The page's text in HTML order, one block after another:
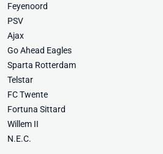
Feyenoord
PSV
Ajax
Go Ahead Eagles
Sparta Rotterdam
Telstar
FC Twente
Fortuna Sittard
Willem II
N.E.C.